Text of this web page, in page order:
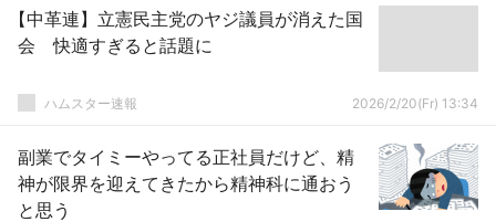
【中革連】立憲民主党のヤジ議員が消えた国
会 快適すぎると話題に
ハムスター速報 2026/2/20(Fr) 13:34
副業でタイミーやってる正社員だけど、精
神が限界を迎えてきたから精神科に通おう
と思う